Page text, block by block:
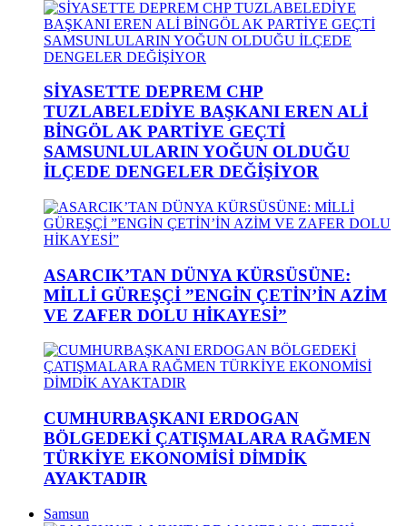
SİYASETTE DEPREM CHP
TUZLABELEDİYE BAŞKANI EREN ALİ
BİNGÖL AK PARTİYE GEÇTİ
SAMSUNLULARIN YOĞUN OLDUĞU
İLÇEDE DENGELER DEĞİŞİYOR
ASARCIK’TAN DÜNYA KÜRSÜSÜNE:
MİLLİ GÜREŞÇİ ”ENGİN ÇETİN’İN AZİM
VE ZAFER DOLU HİKAYESİ”
CUMHURBAŞKANI ERDOGAN
BÖLGEDEKİ ÇATIŞMALARA RAĞMEN
TÜRKİYE EKONOMİSİ DİMDİK
AYAKTADIR
Samsun